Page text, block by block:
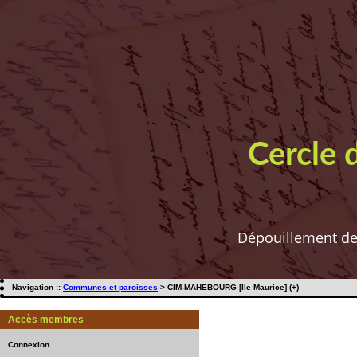
Cercle
Dépouillement
Navigation :: Communes et paroisses > CIM-MAHEBOURG [Ile Maurice] (+)
Accès membres
Connexion